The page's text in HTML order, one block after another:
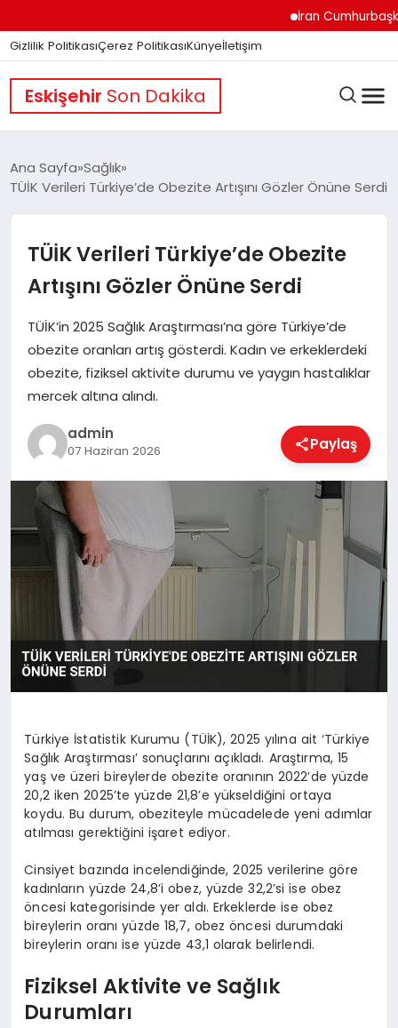
İran Cumhurbaşkanı
Gizlilik PolitikasıÇerez PolitikasıKünyeİletişim
Eskişehir Son Dakika
GÜNDEM
DÜNYA
EĞITIM
SAĞLIK
TEKNOLOJI
Ana Sayfa Sağlık
TÜİK Verileri Türkiye’de Obezite Artışını Gözler Önüne Serdi
TÜİK Verileri Türkiye’de Obezite
Artışını Gözler Önüne Serdi
TÜİK’in 2025 Sağlık Araştırması’na göre Türkiye’de
obezite oranları artış gösterdi. Kadın ve erkeklerdeki
obezite, fiziksel aktivite durumu ve yaygın hastalıklar
mercek altına alındı.
admin
07 Haziran 2026 Paylaş
Türkiye İstatistik Kurumu (TÜİK), 2025 yılına ait ‘Türkiye
Sağlık Araştırması’ sonuçlarını açıkladı. Araştırma, 15
yaş ve üzeri bireylerde obezite oranının 2022’de yüzde
20,2 iken 2025’te yüzde 21,8’e yükseldiğini ortaya
koydu. Bu durum, obeziteyle mücadelede yeni adımlar
atılması gerektiğini işaret ediyor.
Cinsiyet bazında incelendiğinde, 2025 verilerine göre
kadınların yüzde 24,8’i obez, yüzde 32,2’si ise obez
öncesi kategorisinde yer aldı. Erkeklerde ise obez
bireylerin oranı yüzde 18,7, obez öncesi durumdaki
bireylerin oranı ise yüzde 43,1 olarak belirlendi.
Fiziksel Aktivite ve Sağlık
Durumları